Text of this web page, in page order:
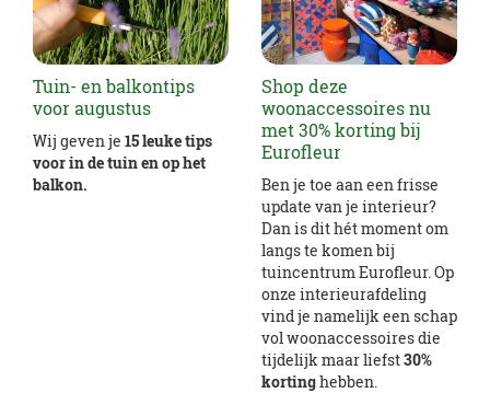
Tuin- en balkontips
voor augustus
Wij geven je 15 leuke tips
voor in de tuin en op het
balkon.
Shop deze
woonaccessoires nu
met 30% korting bij
Eurofleur
Ben je toe aan een frisse
update van je interieur?
Dan is dit hét moment om
langs te komen bij
tuincentrum Eurofleur. Op
onze interieurafdeling
vind je namelijk een schap
vol woonaccessoires die
tijdelijk maar liefst30%
kortinghebben.